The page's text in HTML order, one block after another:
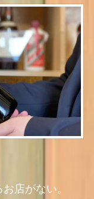
店がない。